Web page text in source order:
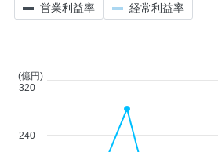
240
(億円)
320
営業利益率
経常利益率